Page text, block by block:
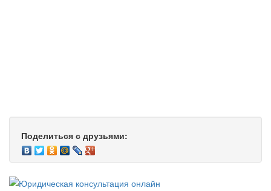
Поделиться с друзьями: